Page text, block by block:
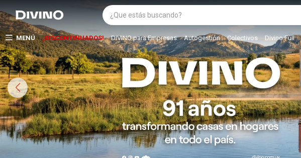
MENÚ ¡DISCONTINUADOS! DIVINO para Empresas Autogestión Colectivos Divino Full